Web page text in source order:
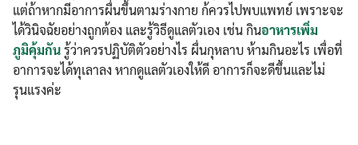
แต่ถ้าหากมีอาการผื่นขึ้นตามร่างกาย ก้ควรไปพบแพทย์ เพราะจะ
ได้วินิจฉัยอย่างถูกต้อง และรู้วิธีดูแลตัวเอง เช่น กินอาหารเพิ่ม
ภูมิคุ้มกันรู้ว่าควรปฏิบัติตัวอย่างไร ผื่นกุหลาบ ห้ามกินอะไร เพื่อที่
อาการจะได้ทุเลาลง หากดูแลตัวเองให้ดี อาการก็จะดีขึ้นและไม่
รุนแรงค่ะ